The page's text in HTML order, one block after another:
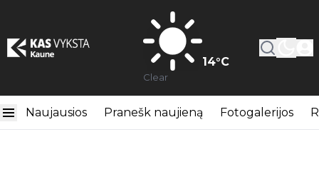
14°C
Clear
Naujausios Pranešk naujieną Fotogalerijos